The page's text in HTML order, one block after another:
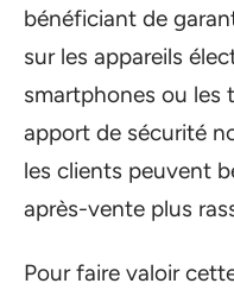
bénéficiant de
sur les appareils
smartphones ou les
apport de sécurité
les clients peuvent
après-vente plus
Pour faire valoir